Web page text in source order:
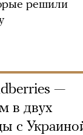
решили
—
в двух
с